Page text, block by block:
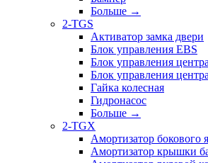
Больше →
2-TGS
Активатор замка двери
Блок управления EBS
Блок управления
Блок управления
Гайка колесная
Гидронасос
Больше →
2-TGX
Амортизатор бокового
Амортизатор крышки